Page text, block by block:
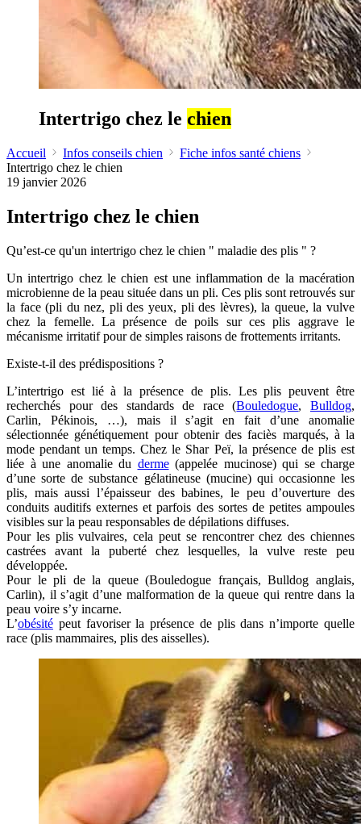
Intertrigo chez le chien
Accueil Infos conseils chien
Fiche infos santé chiens
Intertrigo chez le chien
19 janvier 2026
Intertrigo chez le chien
Qu’est-ce qu'un intertrigo chez le chien " maladie des plis " ?
Un intertrigo chez le chien est une inflammation de la macération
microbienne de la peau située dans un pli. Ces plis sont retrouvés sur
la face (pli du nez, pli des yeux, pli des lèvres), la queue, la vulve
chez la femelle. La présence de poils sur ces plis aggrave le
mécanisme irritatif pour de simples raisons de frottements irritants.
Existe-t-il des prédispositions ?
L’intertrigo est lié à la présence de plis. Les plis peuvent être
recherchés pour des standards de race (Bouledogue,Bulldog,
Carlin, Pékinois, …), mais il s’agit en fait d’une anomalie
sélectionnée génétiquement pour obtenir des faciès marqués, à la
mode pendant un temps. Chez le Shar Peï, la présence de plis est
liée à une anomalie du derme(appelée mucinose) qui se charge
d’une sorte de substance gélatineuse (mucine) qui occasionne les
plis, mais aussi l’épaisseur des babines, le peu d’ouverture des
conduits auditifs externes et parfois des sortes de petites ampoules
visibles sur la peau responsables de dépilations diffuses.
Pour les plis vulvaires, cela peut se rencontrer chez des chiennes
castrées avant la puberté chez lesquelles, la vulve reste peu
développée.
Pour le pli de la queue (Bouledogue français, Bulldog anglais,
Carlin), il s’agit d’une malformation de la queue qui rentre dans la
peau voire s’y incarne.
L’obésité peut favoriser la présence de plis dans n’importe quelle
race (plis mammaires, plis des aisselles).